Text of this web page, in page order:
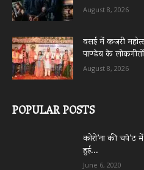
August 8, 2026
वसई में कजरी
पाण्डेय के
August 8, 2026
POPULAR POSTS
कोरो’ना की
हुई...
June 6, 2020